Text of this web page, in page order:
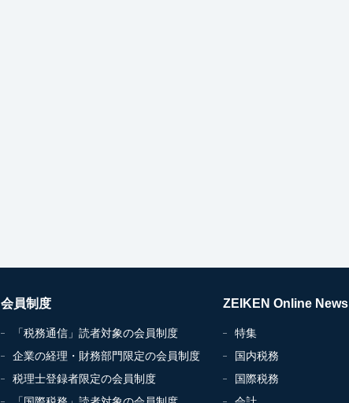
会員制度
「税務通信」読者対象の会員制度
企業の経理・財務部門限定の会員制度
税理士登録者限定の会員制度
ZEIKEN Online News
特集
国内税務
国際税務